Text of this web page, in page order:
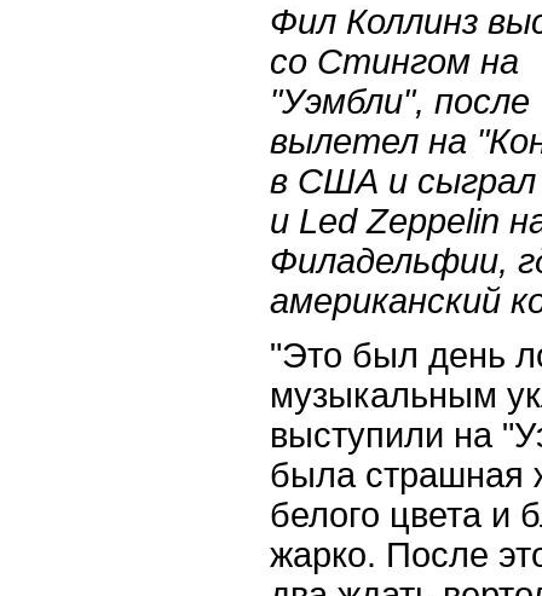
Фил Коллинз
со Стингом на
"Уэмбли", после
вылетел на
в США и
и Led Zeppelin
Филадельфии,
американский
"Это был день
музыкальным
выступили на
была страшная
белого цвета и
жарко. После